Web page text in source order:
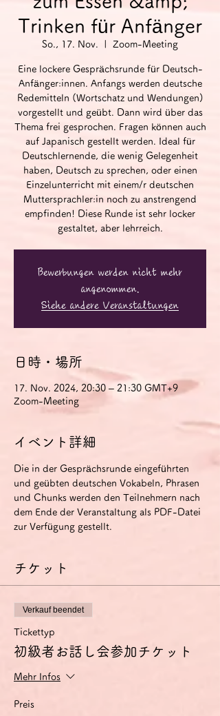
Trinken für Anfänger
So., 17. Nov. Zoom-Meeting
Eine lockere Gesprächsrunde für Deutsch-
Anfänger:innen. Anfangs werden deutsche
Redemitteln (Wortschatz und Wendungen)
vorgestellt und geübt. Dann wird über das
Thema frei gesprochen. Fragen können auch
auf Japanisch gestellt werden. Ideal für
Deutschlernende, die wenig Gelegenheit
haben, Deutsch zu sprechen, oder einen
Einzelunterricht mit einem/r deutschen
Muttersprachler:in noch zu anstrengend
empfinden! Diese Runde ist sehr locker
gestaltet, aber lehrreich.
Bewerbungen werden nicht mehr
angenommen.
Siehe andere Veranstaltungen
日時・場所
17. Nov. 2024, 20:30 – 21:30 GMT+9
Zoom-Meeting
イベント詳細
Die in der Gesprächsrunde eingeführten
und geübten deutschen Vokabeln, Phrasen
und Chunks werden den Teilnehmern nach
dem Ende der Veranstaltung als PDF-Datei
zur Verfügung gestellt.
チケット
Verkauf beendet
Tickettyp
初級者お話し会参加チケット
Mehr Infos
Preis